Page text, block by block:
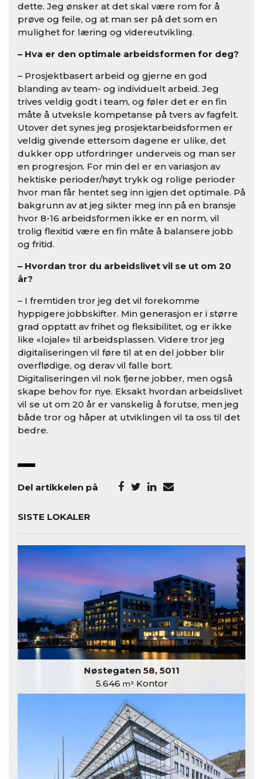
dette. Jeg ønsker at det skal være rom for å
prøve og feile, og at man ser på det som en
mulighet for læring og videreutvikling.
– Hva er den optimale arbeidsformen for deg?
– Prosjektbasert arbeid og gjerne en god
blanding av team- og individuelt arbeid. Jeg
trives veldig godt i team, og føler det er en fin
måte å utveksle kompetanse på tvers av fagfelt.
Utover det synes jeg prosjektarbeidsformen er
veldig givende ettersom dagene er ulike, det
dukker opp utfordringer underveis og man ser
en progresjon. For min del er en variasjon av
hektiske perioder/høyt trykk og rolige perioder
hvor man får hentet seg inn igjen det optimale. På
bakgrunn av at jeg sikter meg inn på en bransje
hvor 8-16 arbeidsformen ikke er en norm, vil
trolig flexitid være en fin måte å balansere jobb
og fritid.
– Hvordan tror du arbeidslivet vil se ut om 20
år?
– I fremtiden tror jeg det vil forekomme
hyppigere jobbskifter. Min generasjon er i større
grad opptatt av frihet og fleksibilitet, og er ikke
like «lojale» til arbeidsplassen. Videre tror jeg
digitaliseringen vil føre til at en del jobber blir
overflødige, og derav vil falle bort.
Digitaliseringen vil nok fjerne jobber, men også
skape behov for nye. Eksakt hvordan arbeidslivet
vil se ut om 20 år er vanskelig å forutse, men jeg
både tror og håper at utviklingen vil ta oss til det
bedre.
Del artikkelen på
SISTE LOKALER
Nøstegaten 58, 5011
5.646 m²Kontor